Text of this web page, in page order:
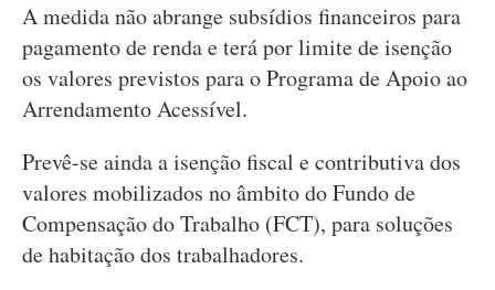
A medida não abrange subsídios financeiros para
pagamento de renda e terá por limite de isenção
os valores previstos para o Programa de Apoio ao
Arrendamento Acessível.
Prevê-se ainda a isenção fiscal e contributiva dos
valores mobilizados no âmbito do Fundo de
Compensação do Trabalho (FCT), para soluções
de habitação dos trabalhadores.